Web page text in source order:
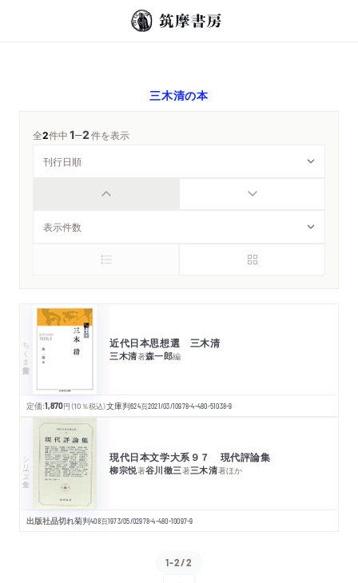
三木清の本
全2件中1─2件を表示
ちくま学芸文庫 近代日本思想選 三木清
三木清著森一郎編
定価:1,870円 （10％税込）文庫判624頁2021/03/10978-4-480-51038-9
シリーズ・全集 現代日本文学大系９７ 現代評論集
柳宗悦著谷川徹三著三木清著ほか
出版社品切れ菊判408頁1973/05/02978-4-480-10097-9
1-2/2